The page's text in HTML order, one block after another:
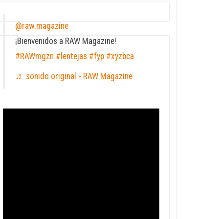
@raw.magazine
¡Bienvenidos a RAW Magazine!
#RAWmgzn #lentejas #fyp #xyzbca
♬ sonido original - RAW Magazine